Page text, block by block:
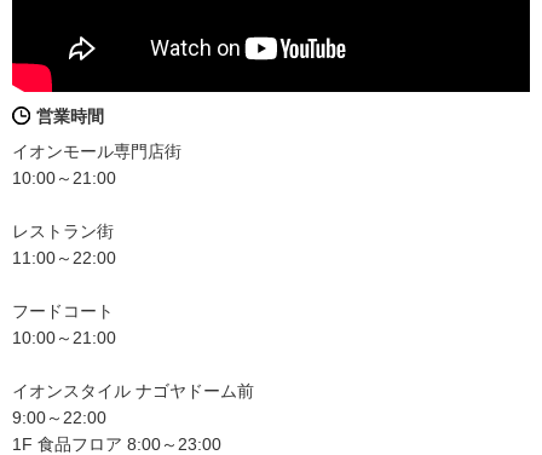
営業時間
イオンモール専門店街
10:00～21:00
レストラン街
11:00～22:00
フードコート
10:00～21:00
イオンスタイル ナゴヤドーム前
9:00～22:00
1F 食品フロア 8:00～23:00